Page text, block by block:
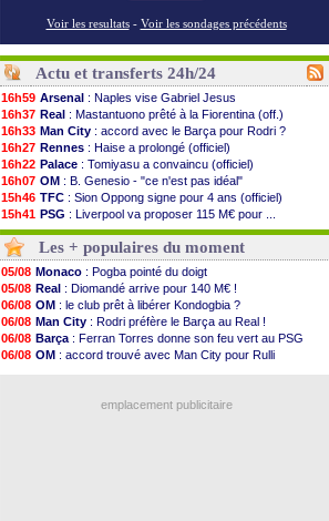
Voir les resultats - Voir les sondages précédents
Actu et transferts 24h/24
16h59 Arsenal : Naples vise Gabriel Jesus
16h37 Real : Mastantuono prêté à la Fiorentina (off.)
16h33 Man City : accord avec le Barça pour Rodri ?
16h27 Rennes : Haise a prolongé (officiel)
16h22 Palace : Tomiyasu a convaincu (officiel)
16h07 OM : B. Genesio - "ce n'est pas idéal"
15h46 TFC : Sion Oppong signe pour 4 ans (officiel)
15h41 PSG : Liverpool va proposer 115 M€ pour ...
15h20 Norvège: la démission d'Infantino réclamée
14h55
PSG : Mbaye, deux pistes se détachent
14h38 Monaco: Filipe Luis veut remplacer Akliouche
14h19
Grenade: Luca Zidane va changer de club
13h56
Juve : Zhegrova très clair sur son futur
13h35
OM : Aguerd, le plan B de Naples
13h12
Arsenal : Guimarães a signé son contrat
12h48
Nantes : direction Chypre pour Duverne
12h25
Monaco: le remplaçant d'Akliouche en ...
: l'option Monaco pour Lukaku !
Les + populaires du moment
05/08 Monaco : Pogba pointé du doigt
05/08 Real : Diomandé arrive pour 140 M€ !
06/08 OM : le club prêt à libérer Kondogbia ?
06/08 Man City : Rodri préfère le Barça au Real !
06/08 Barça : Ferran Torres donne son feu vert au PSG
06/08 OM : accord trouvé avec Man City pour Rulli
emplacement publicitaire